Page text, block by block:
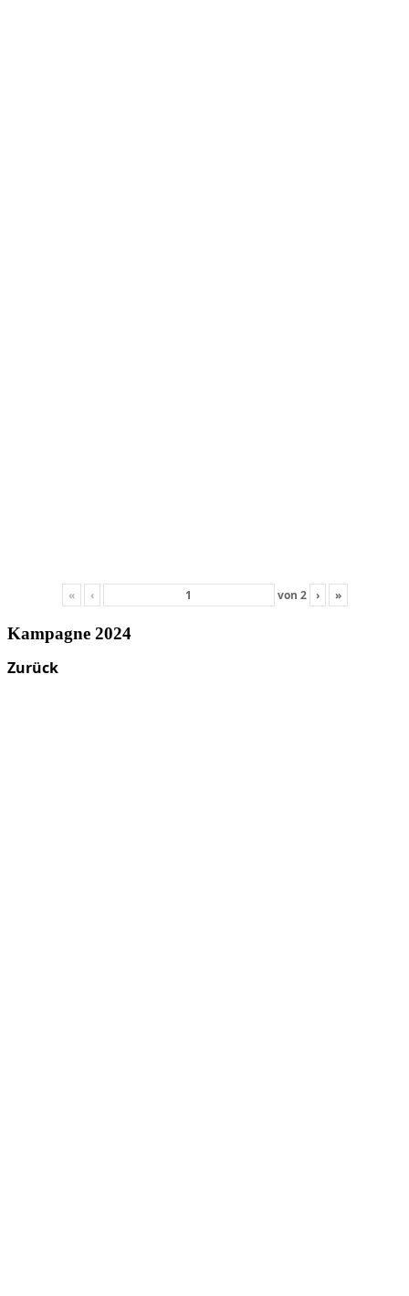
« ‹ von 2 › »
Kampagne 2024
Zurück